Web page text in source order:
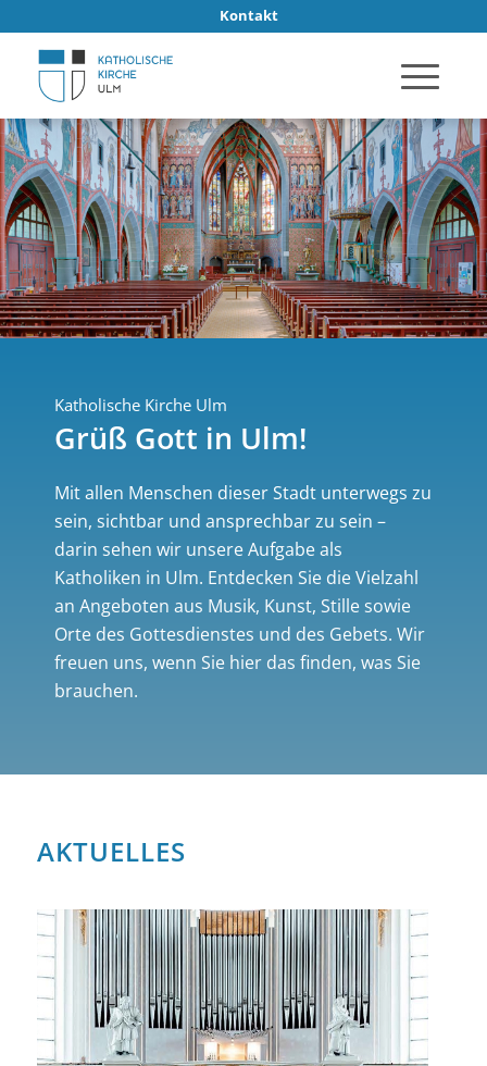
Kontakt
Katholische Kirche Ulm
Grüß Gott in Ulm!
Mit allen Menschen dieser Stadt unterwegs zu
sein, sichtbar und ansprechbar zu sein –
darin sehen wir unsere Aufgabe als
Katholiken in Ulm. Entdecken Sie die Vielzahl
an Angeboten aus Musik, Kunst, Stille sowie
Orte des Gottesdienstes und des Gebets. Wir
freuen uns, wenn Sie hier das finden, was Sie
brauchen.
AKTUELLES